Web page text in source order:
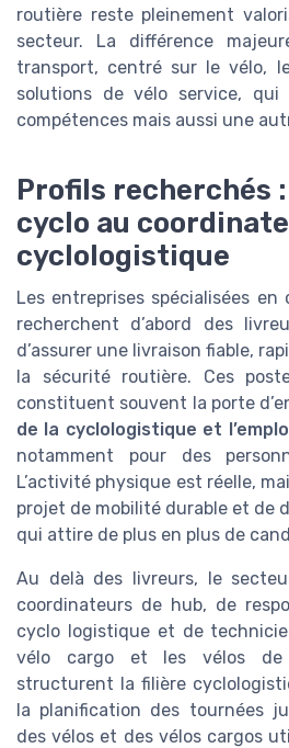
routière reste pleinement
secteur. La différence
transport, centré sur le vélo,
solutions de vélo service, qui
compétences mais aussi une
Profils recherchés
cyclo au
cyclologistique
Les entreprises spécialisées
recherchent d’abord des
d’assurer une livraison fiable,
la sécurité routière. Ces
constituent souvent la porte
de la cyclologistique et
notamment pour des
L’activité physique est réelle,
projet de mobilité durable et de
qui attire de plus en plus de
Au delà des livreurs, le
coordinateurs de hub, de
cyclo logistique et de
vélo cargo et les vélos de
structurent la filière
la planification des tournées
des vélos et des vélos cargos